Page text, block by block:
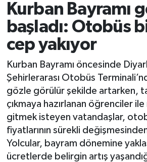
Kurban Bayramı
başladı: Otobüs
cep yakıyor
Kurban Bayramı öncesinde
Şehirlerarası Otobüs
gözle görülür şekilde artarken,
çıkmaya hazırlanan öğrenciler
gitmek isteyen vatandaşlar,
fiyatlarının sürekli değişmesinden
Yolcular, bayram dönemine
ücretlerde belirgin artış
Ekonomi
Sağlık
Eğitim
Bilim & Teknoloji
Dünya
RESMİ İLANLAR
Van Trafik Yoğunluk Haritası
Süper Lig Puan Durumu ve
Tüm Manşetler
Son Dakika Haberleri
Haber Arşivi